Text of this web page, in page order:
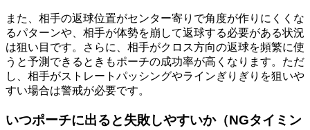
また、相手の返球位置がセンター寄りで角度が作りにくくな
るパターンや、相手が体勢を崩して返球する必要がある状況
は狙い目です。さらに、相手がクロス方向の返球を頻繁に使
うと予測できるときもポーチの成功率が高くなります。ただ
し、相手がストレートパッシングやラインぎりぎりを狙いや
すい場合は警戒が必要です。
いつポーチに出ると失敗しやすいか（NGタイミン